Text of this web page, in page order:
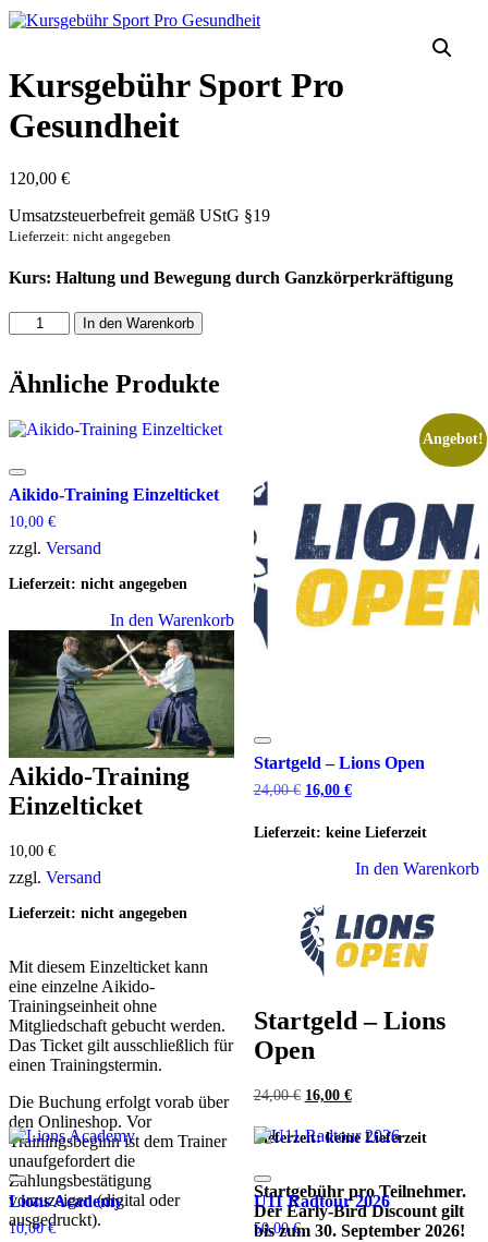
Kursgebühr Sport Pro
Gesundheit
120,00 €
Umsatzsteuerbefreit gemäß UStG §19
Lieferzeit: nicht angegeben
Kurs: Haltung und Bewegung durch Ganzkörperkräftigung
Kursgebühr
Sport
Gesundheit
Menge
In den Warenkorb
Ähnliche Produkte
Aikido-Training Einzelticket
10,00 €
zzgl. Versand
Lieferzeit: nicht angegeben
In den Warenkorb
Aikido-Training
Einzelticket
10,00 €
zzgl. Versand
Lieferzeit: nicht angegeben
Mit diesem Einzelticket kann
eine einzelne Aikido-
Trainingseinheit ohne
Mitgliedschaft gebucht werden.
Das Ticket gilt ausschließlich für
einen Trainingstermin.
Die Buchung erfolgt vorab über
den Onlineshop. Vor
Trainingsbeginn ist dem Trainer
unaufgefordert die
Zahlungsbestätigung
vorzuzeigen (digital oder
ausgedruckt).
Angebot!
Startgeld – Lions Open
24,00€ Ursprünglicher
war:
24,00 €
16,00 €Aktueller
ist:
16,00 €.
Lieferzeit: keine Lieferzeit
In den Warenkorb
Startgeld – Lions
Open
24,00€ Ursprünglicher
war:
24,00 €
16,00 €Aktueller
ist:
16,00 €.
Lieferzeit: keine Lieferzeit
Startgebühr pro Teilnehmer.
Der Early-Bird Discount gilt
bis zum 30. September 2026!
Lions Academy
10,00€
U11 Radtour 2026
50,00€